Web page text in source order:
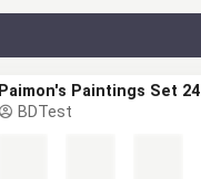
Paimon's Paintings Set 24
BDTest